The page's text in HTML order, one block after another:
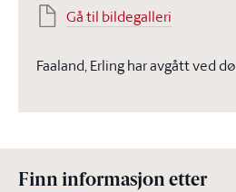
Gå til bildegalleri
Faaland, Erling har avgått ved
Finn informasjon etter